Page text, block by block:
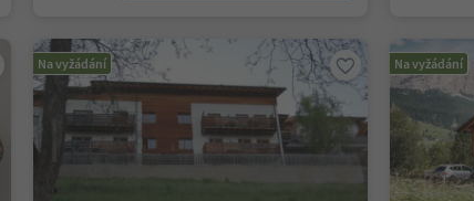
Na vyžádání Na vyžádání